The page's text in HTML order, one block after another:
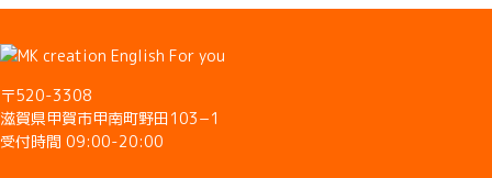
〒520-3308
滋賀県甲賀市甲南町野田103−1
受付時間 09:00-20:00